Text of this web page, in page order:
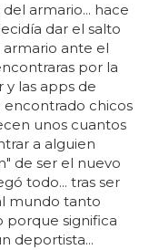
armario... hace
dar el salto
armario ante el
por la
y las apps de
encontrado chicos
unos cuantos
a alguien
de ser el nuevo
todo... tras ser
mundo tanto
porque significa
deportista...